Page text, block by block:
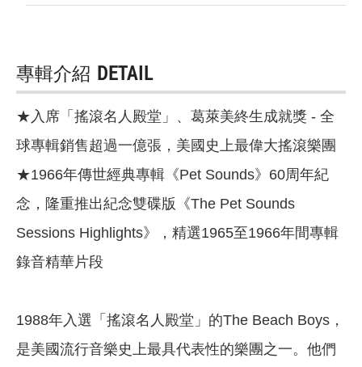
專輯介紹 DETAIL
★入席「搖滾名人殿堂」、葛萊美終生成就獎 - 全
球專輯銷售超過一億張，美國史上最偉大搖滾樂團
★1966年傳世經典專輯《Pet Sounds》60周年紀
念，隆重推出紀念雙碟版《The Pet Sounds
Sessions Highlights》，精選1965至1966年間專輯
錄音精華片段
1988年入選「搖滾名人殿堂」的The Beach Boys，
是美國流行音樂史上最具代表性的樂團之一。他們